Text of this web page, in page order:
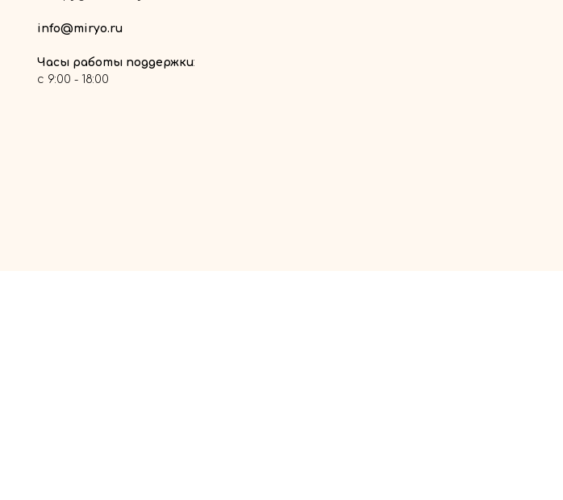
info@miryo.ru
Часы работы поддержки:
с 9:00 - 18:00